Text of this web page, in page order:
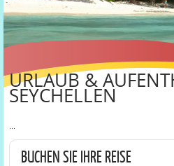
URLAUB &
SEYCHELLEN
...
BUCHEN SIE IHRE REISE